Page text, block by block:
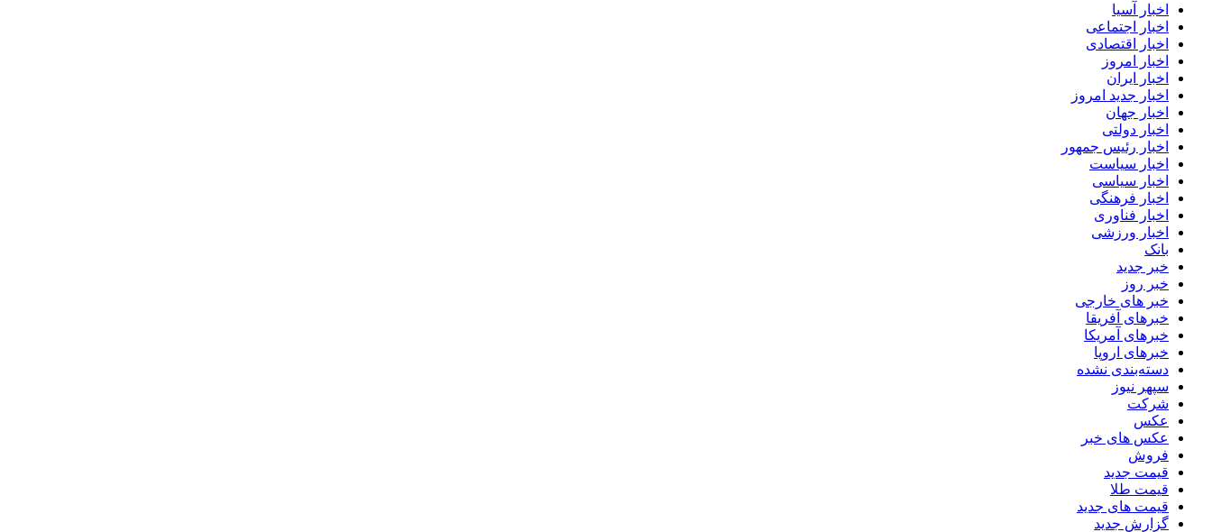
اخبار آسیا
اخبار اجتماعی
اخبار اقتصادی
اخبار امروز
اخبار ایران
اخبار جدید امروز
اخبار جهان
اخبار دولتی
اخبار رئیس جمهور
اخبار سیاست
اخبار سیاسی
اخبار فرهنگی
اخبار فناوری
اخبار ورزشی
بانک
خبر جدید
خبر روز
خبر های خارجی
خبرهای آفریقا
خبرهای آمریکا
خبرهای اروپا
دسته‌بندی نشده
سپهر نیوز
شرکت
عکس
عکس های خبر
فروش
قیمت جدید
قیمت طلا
قیمت های جدید
گزارش جدید